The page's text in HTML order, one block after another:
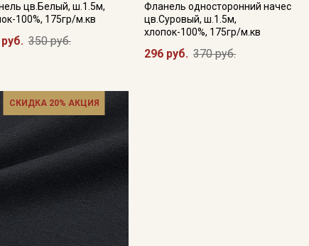
цв.Белый, ш.1.5м,
100%, 175гр/м.кв
350 руб.
Фланель односторонний начес
цв.Суровый, ш.1.5м,
хлопок-100%, 175гр/м.кв
296 руб. 370 руб.
СКИДКА 20% АКЦИЯ
рассылка от
Купава